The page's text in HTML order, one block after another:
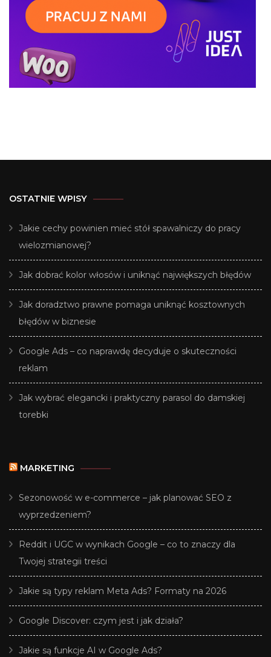
OSTATNIE WPISY
Jakie cechy powinien mieć stół spawalniczy do pracy
wielozmianowej?
Jak dobrać kolor włosów i uniknąć największych błędów
Jak doradztwo prawne pomaga uniknąć kosztownych
błędów w biznesie
Google Ads – co naprawdę decyduje o skuteczności
reklam
Jak wybrać elegancki i praktyczny parasol do damskiej
torebki
MARKETING
Sezonowość w e-commerce – jak planować SEO z
wyprzedzeniem?
Reddit i UGC w wynikach Google – co to znaczy dla
Twojej strategii treści
Jakie są typy reklam Meta Ads? Formaty na 2026
Google Discover: czym jest i jak działa?
Jakie są funkcje AI w Google Ads?